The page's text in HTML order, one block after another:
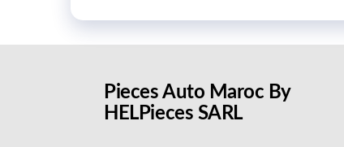
Pieces Auto Maroc By
HELPieces SARL